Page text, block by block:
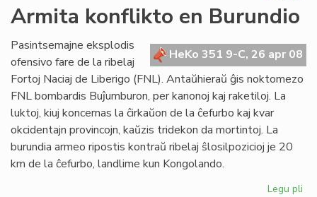
Armita konflikto en Burundio
HeKo 351 9-C, 26 apr 08
Pasintsemajne eksplodis
ofensivo fare de la ribelaj
Fortoj Naciaj de Liberigo (FNL). Antaŭhieraŭ ĝis noktomezo
FNL bombardis Buĵumburon, per kanonoj kaj raketiloj. La
luktoj, kiuj koncernas la ĉirkaŭon de la ĉefurbo kaj kvar
okcidentajn provincojn, kaŭzis tridekon da mortintoj. La
burundia armeo ripostis kontraŭ ribelaj ŝlosilpozicioj je 20
km de la ĉefurbo, landlime kun Kongolando.
Legu pli